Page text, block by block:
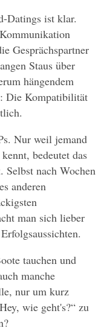
Datings ist klar.
Gesprächspartner
Staus über
hängendem
Die Kompatibilität
Nur weil jemand
bedeutet das
Selbst nach Wochen
anderen
man sich lieber
tauchen und
manche
nur um kurz
wie geht's?“ zu